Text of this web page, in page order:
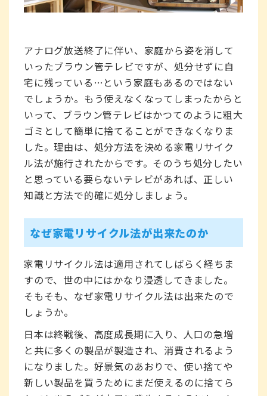
アナログ放送終了に伴い、家庭から姿を消して
いったブラウン管テレビですが、処分せずに自
宅に残っている…という家庭もあるのではない
でしょうか。もう使えなくなってしまったからと
いって、ブラウン管テレビはかつてのように粗大
ゴミとして簡単に捨てることができなくなりま
した。理由は、処分方法を決める家電リサイク
ル法が施行されたからです。そのうち処分したい
と思っている要らないテレビがあれば、正しい
知識と方法で的確に処分しましょう。
なぜ家電リサイクル法が出来たのか
家電リサイクル法は適用されてしばらく経ちま
すので、世の中にはかなり浸透してきました。
そもそも、なぜ家電リサイクル法は出来たので
しょうか。
日本は終戦後、高度成長期に入り、人口の急増
と共に多くの製品が製造され、消費されるよう
になりました。好景気のあおりで、使い捨てや
新しい製品を買うためにまだ使えるのに捨てら